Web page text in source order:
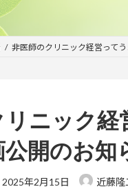
非医師のクリニック経営って
リニック
開のお知
最
2025年2月15日 近藤隆